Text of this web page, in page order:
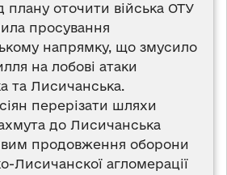
плану оточити війська ОТУ
просування
напрямку, що змусило
на лобові атаки
та Лисичанська.
перерізати шляхи
до Лисичанська
продовження оборони
Лисичанскої агломерації